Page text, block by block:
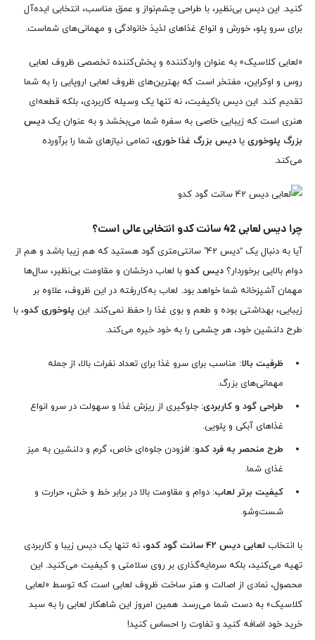
کنید. این دیس بی‌نظیر، با طراحی چشم‌نواز و عمق مناسب، انتخابی ایده‌آل
برای سرو پلو، خورش و انواع غذاهای لذیذ خانوادگی و مهمانی‌های شماست.
«لعابی کلاسیک» به عنوان واردکننده و پخش‌کننده تخصصی ظروف لعابی
روس و اوکراین، مفتخر است که بهترین‌های ظروف لعابی اروپایی را به شما
تقدیم کند. این دیس باکیفیت، نه تنها یک وسیله کاربردی، بلکه قطعه‌ای
هنری است که زیبایی خاصی به سفره شما می‌بخشد و به عنوان یک دیس
بزرگ پلوخوری یا دیس بزرگ غذا خوری، تمامی نیازهای شما را برآورده
می‌کند.
چرا دیس لعابی 42 سانت کدو انتخابی عالی است؟
آیا به دنبال یک “دیس 42” سانتی‌متری گود هستید که هم زیبا باشد و هم از
دوام بالایی برخوردار؟ دیس کدو با لعاب درخشان و مقاومت بی‌نظیر، سال‌ها
مهمان آشپزخانه شما خواهد بود. لعاب به‌کاررفته در این ظروف، علاوه بر
زیبایی، بهداشتی بوده و طعم و بوی غذا را حفظ نمی‌کند. این پلوخوری کدو، با
طرح دلنشین خود، هر چشمی را به خود خیره می‌کند.
ظرفیت بالا: مناسب برای سرو غذا برای تعداد نفرات بالا، از جمله
مهمانی‌های بزرگ.
طراحی گود و کاربردی: جلوگیری از ریزش غذا و سهولت در سرو انواع
غذاهای آبکی و پلویی.
طرح منحصر به فرد کدو: افزودن جلوه‌ای خاص، گرم و دلنشین به میز
غذای شما.
کیفیت برتر لعاب: دوام و مقاومت بالا در برابر خط و خش، حرارت و
شست‌وشو.
با انتخاب لعابی دیس 42 سانت گود کدو
، نه تنها یک دیس زیبا و کاربردی
تهیه می‌کنید، بلکه سرمایه‌گذاری بر روی سلامتی و کیفیت می‌کنید. این
محصول، نمادی از اصالت و هنر ساخت ظروف لعابی است که توسط «لعابی
کلاسیک» به دست شما می‌رسد. همین امروز این شاهکار لعابی را به سبد
خرید خود اضافه کنید و تفاوت را احساس کنید!